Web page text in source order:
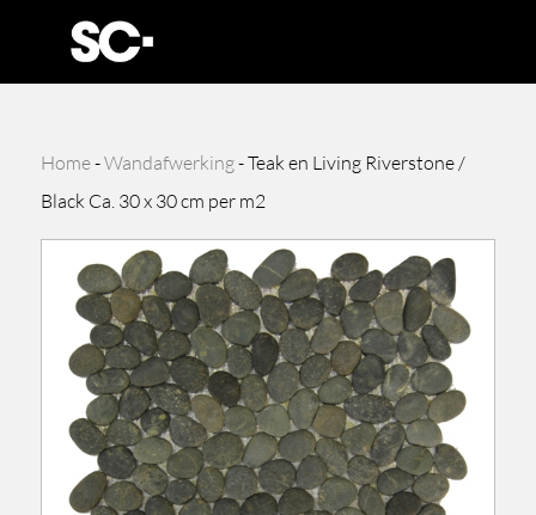
Home-Wandafwerking-Teak en Living Riverstone /
Black Ca. 30 x 30 cm per m2